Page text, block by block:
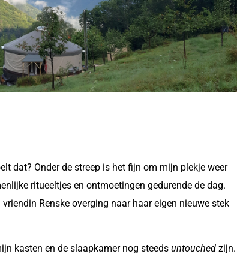
dat? Onder de streep is het fijn om mijn plekje weer
ritueeltjes en ontmoetingen gedurende de dag.
Renske overging naar haar eigen nieuwe stek
kasten en de slaapkamer nog steeds untouched zijn.